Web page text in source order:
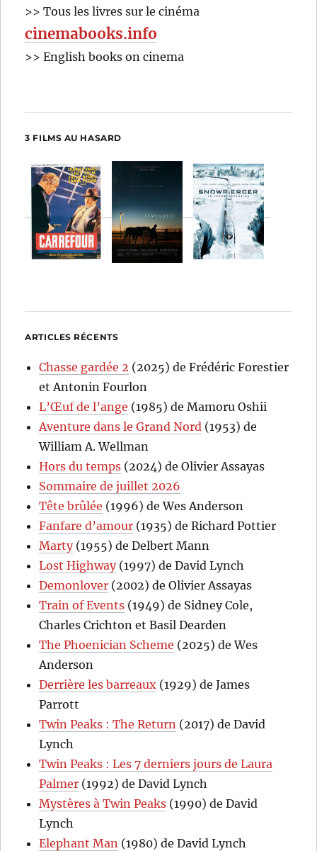
>> Tous les livres sur le cinéma
cinemabooks.info
>> English books on cinema
3 FILMS AU HASARD
ARTICLES RÉCENTS
Chasse gardée 2 (2025) de Frédéric Forestier
et Antonin Fourlon
L’Œuf de l’ange (1985) de Mamoru Oshii
Aventure dans le Grand Nord (1953) de
William A. Wellman
Hors du temps (2024) de Olivier Assayas
Sommaire de juillet 2026
Tête brûlée (1996) de Wes Anderson
Fanfare d’amour (1935) de Richard Pottier
Marty(1955) de Delbert Mann
Lost Highway(1997) de David Lynch
Demonlover (2002) de Olivier Assayas
Train of Events (1949) de Sidney Cole,
Charles Crichton et Basil Dearden
The Phoenician Scheme (2025) de Wes
Anderson
Derrière les barreaux (1929) de James
Parrott
Twin Peaks : The Return (2017) de David
Lynch
Twin Peaks : Les 7 derniers jours de Laura
Palmer (1992) de David Lynch
Mystères à Twin Peaks (1990) de David
Lynch
Elephant Man (1980) de David Lynch